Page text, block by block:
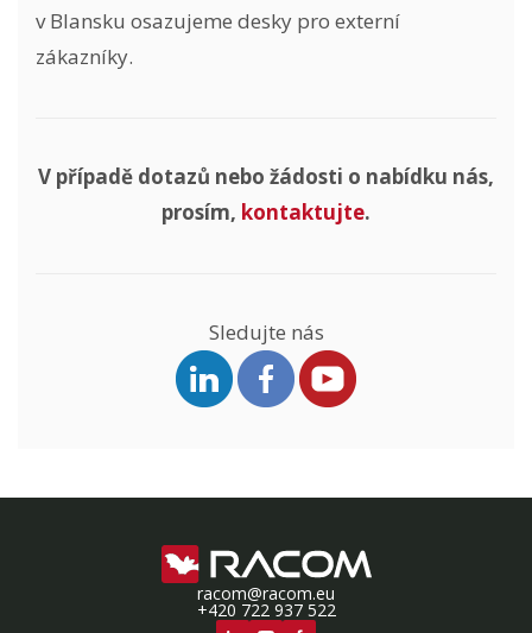
v Blansku osazujeme desky pro externí
zákazníky.
V případě dotazů nebo žádosti o nabídku nás,
prosím, kontaktujte.
Sledujte nás
racom@racom.eu
+420 722 937 522